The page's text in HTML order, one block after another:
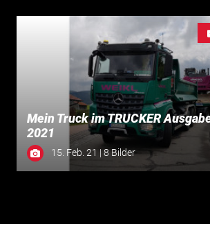
Mein Truck im TRUCKER
2021
15. Feb. 21 | 8 Bilder